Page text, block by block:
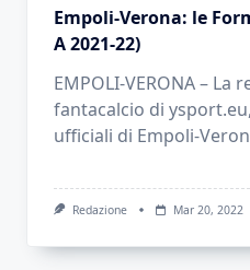
Empoli-Verona: le
A 2021-22)
EMPOLI-VERONA – La
fantacalcio di
ufficiali di Empoli-
Redazione Mar 20, 2022